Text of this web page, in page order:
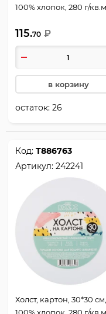
100% хлопок, 280 г/кв.м,
242240
115.70 ₽
в корзину
остаток:26
Код:Т886763
Артикул:242241
Холст, картон, 30*30 см,